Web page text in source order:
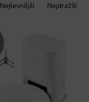
Nejlevnější Nejdražší